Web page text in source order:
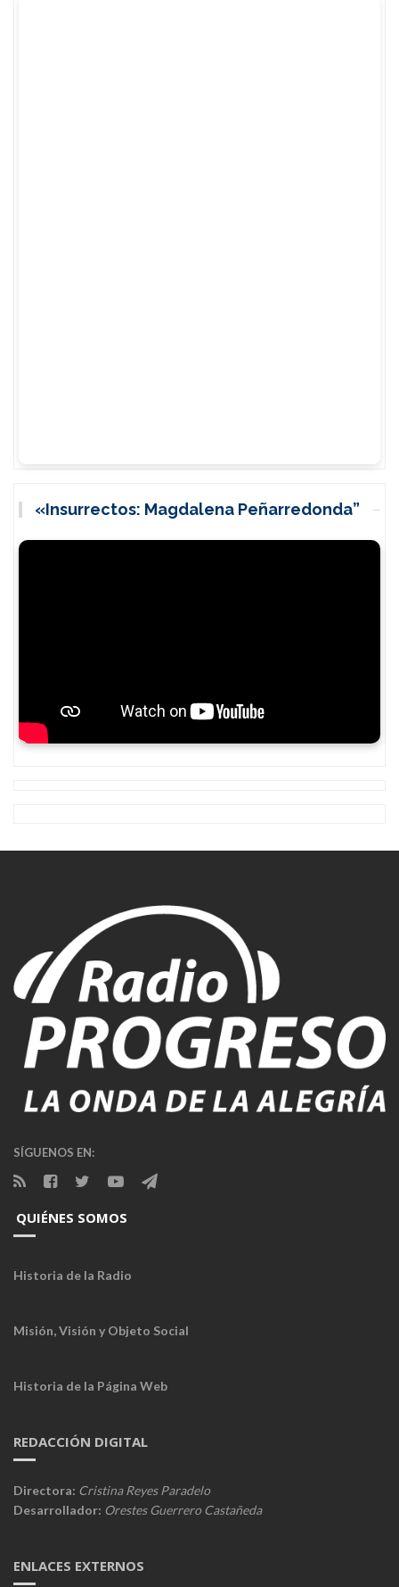
«Insurrectos: Magdalena Peñarredonda”
SÍGUENOS EN:
QUIÉNES SOMOS
Historia de la Radio
Misión, Visión y Objeto Social
Historia de la Página Web
REDACCIÓN DIGITAL
Directora: Cristina Reyes Paradelo
Desarrollador: Orestes Guerrero Castañeda
ENLACES EXTERNOS